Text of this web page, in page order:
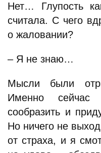
Нет… Глупость
считала. С чего
о жаловании?
– Я не знаю…
Мысли были
Именно
сообразить и
Но ничего не
от страха, и я